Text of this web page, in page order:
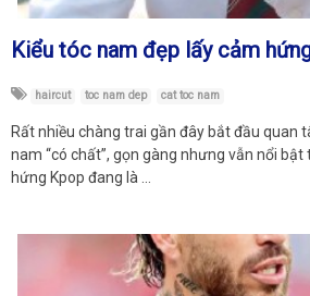
Kiểu tóc nam đẹp lấy cảm
haircut toc nam dep cat toc nam
Rất nhiều chàng trai gần đây bắt đầu quan
nam “có chất”, gọn gàng nhưng vẫn nổi
hứng Kpop đang là …